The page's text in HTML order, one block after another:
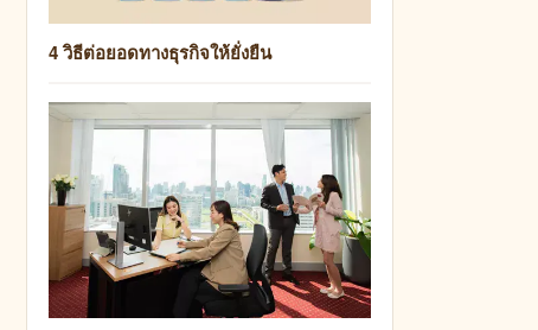
4 วิธีต่อยอดทางธุรกิจให้ยั่งยืน